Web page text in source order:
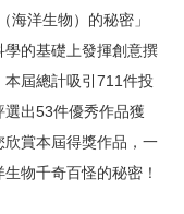
海洋生物）的秘密」
學的基礎上發揮創意撰
本屆總計吸引711件投
選出53件優秀作品獲
欣賞本屆得獎作品，一
物千奇百怪的秘密！